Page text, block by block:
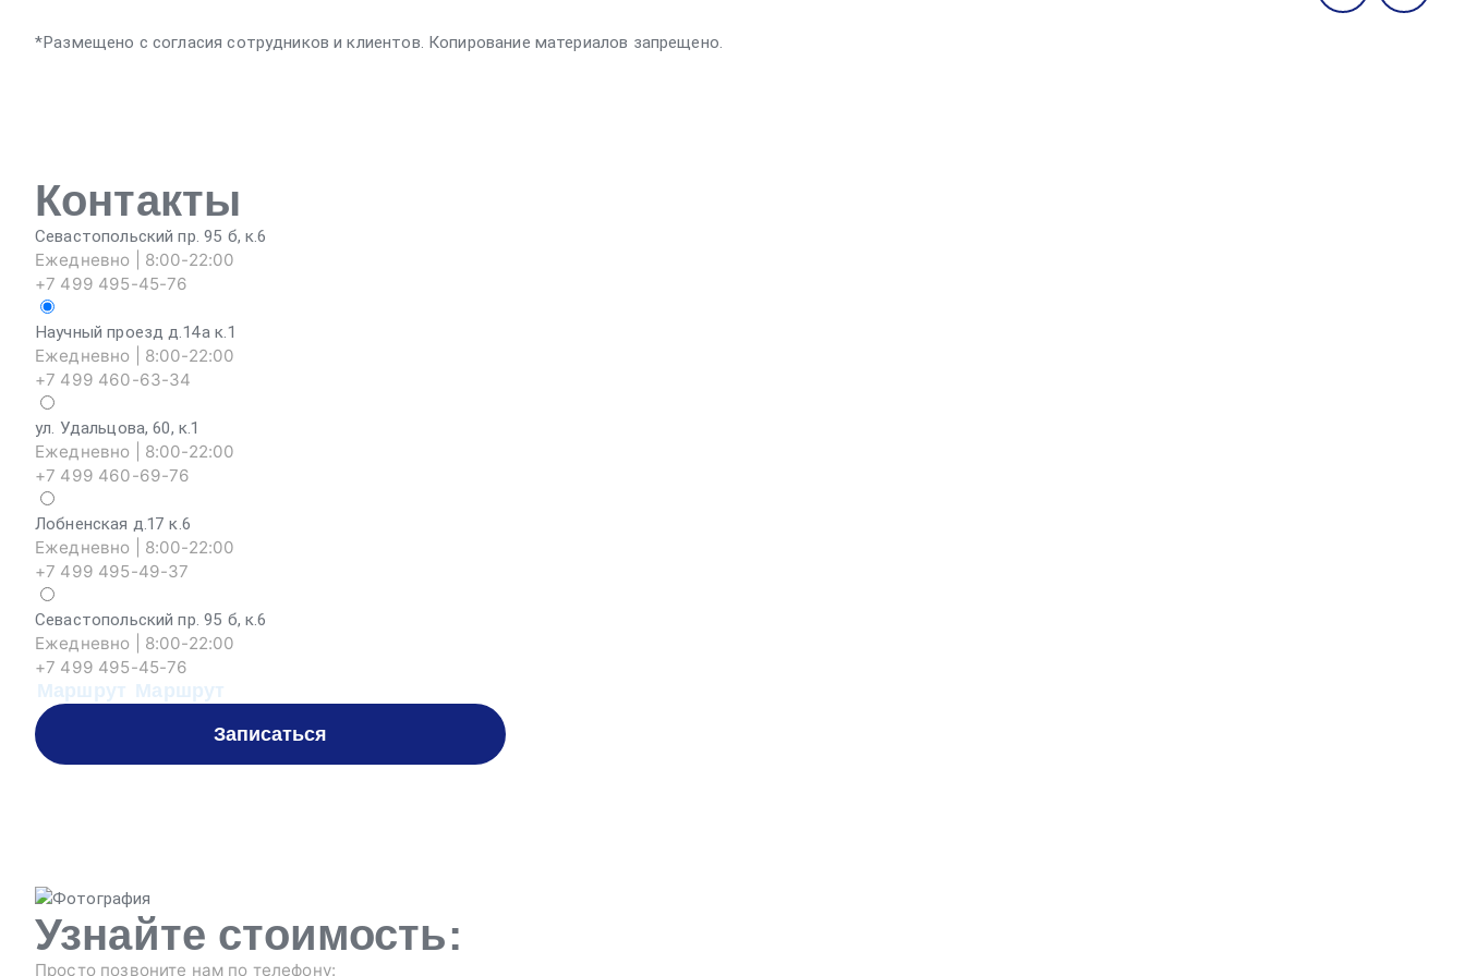
*Размещено с согласия сотрудников и клиентов. Копирование материалов запрещено.
Контакты
Севастопольский пр. 95 б, к.6
Ежедневно | 8:00-22:00
+7 499 495-45-76
Научный проезд д.14а к.1
Ежедневно | 8:00-22:00
+7 499 460-63-34
ул. Удальцова, 60, к.1
Ежедневно | 8:00-22:00
+7 499 460-69-76
Лобненская д.17 к.6
Ежедневно | 8:00-22:00
+7 499 495-49-37
Севастопольский пр. 95 б, к.6
Ежедневно | 8:00-22:00
+7 499 495-45-76
Маршрут Маршрут
Записаться
Узнайте стоимость:
Просто позвоните нам по телефону: